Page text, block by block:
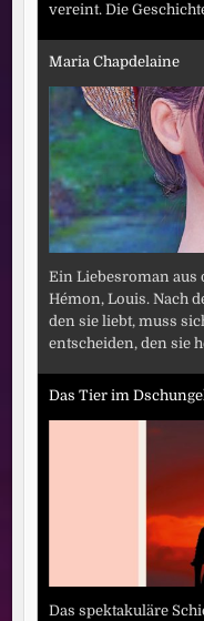
vereint. Die
Maria Chapdelaine
Ein Liebesroman aus
Hémon, Louis. Nach
den sie liebt, muss
entscheiden, den sie
Das Tier im Dschungel
Das spektakuläre